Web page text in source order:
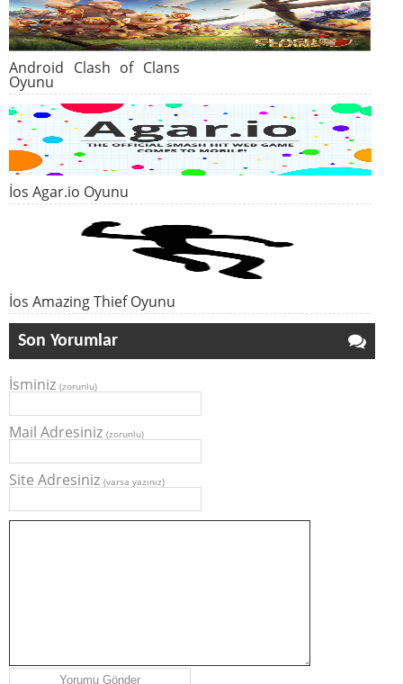
Android Clash of Clans
Oyunu
İos Agar.io Oyunu
İos Amazing Thief Oyunu
Son Yorumlar
İsminiz (zorunlu)
Mail Adresiniz (zorunlu)
Site Adresiniz (varsa yazınız)